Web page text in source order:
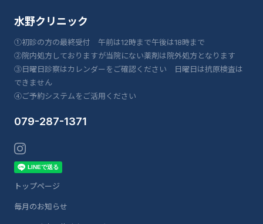
水野クリニック
①初診の方の最終受付 午前は12時まで午後は18時まで
②院内処方しておりますが当院にない薬剤は院外処方となります
③日曜日診察はカレンダーをご確認ください 日曜日は抗原検査は
できません
④ご予約システムをご活用ください
079-287-1371
トップページ
毎月のお知らせ